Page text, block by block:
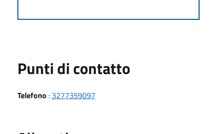
Punti di contatto
Telefono : 3277359097